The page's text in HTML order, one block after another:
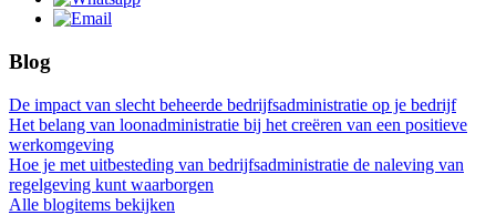
Blog
De impact van slecht beheerde bedrijfsadministratie op je bedrijf
Het belang van loonadministratie bij het creëren van een positieve
werkomgeving
Hoe je met uitbesteding van bedrijfsadministratie de naleving van
regelgeving kunt waarborgen
Alle blogitems bekijken